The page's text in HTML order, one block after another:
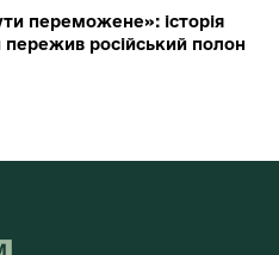
переможене»: історія
пережив російський полон